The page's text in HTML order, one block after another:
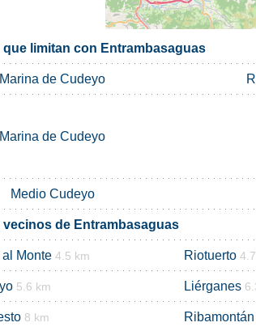
que limitan con Entrambasaguas
Marina de Cudeyo
Marina de Cudeyo
Medio Cudeyo
vecinos de Entrambasaguas
Monte 4.5 km Riotuerto
5.6 km Liérganes
8 km